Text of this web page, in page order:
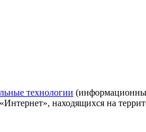
технологии
находящихся на